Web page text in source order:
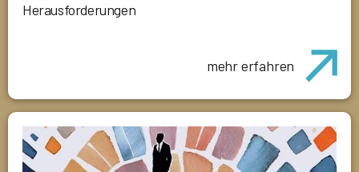
Herausforderungen
mehr erfahren